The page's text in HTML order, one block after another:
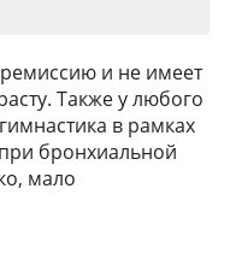
и не имеет
Также у любого
в рамках
бронхиальной
мало